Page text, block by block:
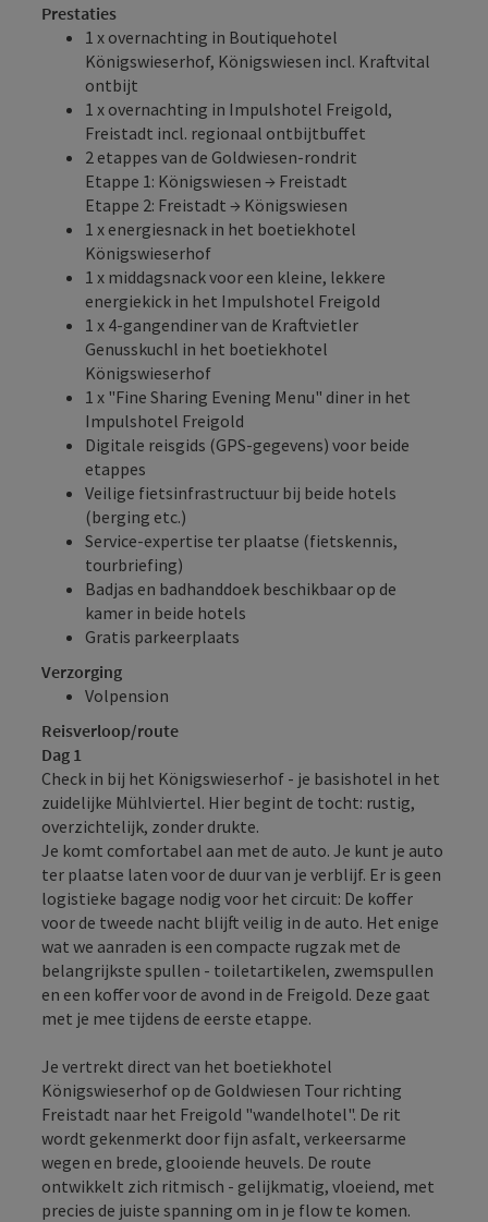
Prestaties
1 x overnachting in Boutiquehotel
Königswieserhof, Königswiesen incl. Kraftvital
ontbijt
1 x overnachting in Impulshotel Freigold,
Freistadt incl. regionaal ontbijtbuffet
2 etappes van de Goldwiesen-rondrit
Etappe 1: Königswiesen → Freistadt
Etappe 2: Freistadt → Königswiesen
1 x energiesnack in het boetiekhotel
Königswieserhof
1 x middagsnack voor een kleine, lekkere
energiekick in het Impulshotel Freigold
1 x 4-gangendiner van de Kraftvietler
Genusskuchl in het boetiekhotel
Königswieserhof
1 x "Fine Sharing Evening Menu" diner in het
Impulshotel Freigold
Digitale reisgids (GPS-gegevens) voor beide
etappes
Veilige fietsinfrastructuur bij beide hotels
(berging etc.)
Service-expertise ter plaatse (fietskennis,
tourbriefing)
Badjas en badhanddoek beschikbaar op de
kamer in beide hotels
Gratis parkeerplaats
Verzorging
Volpension
Reisverloop/route
Dag 1
Check in bij het Königswieserhof - je basishotel in het
zuidelijke Mühlviertel. Hier begint de tocht: rustig,
overzichtelijk, zonder drukte.
Je komt comfortabel aan met de auto. Je kunt je auto
ter plaatse laten voor de duur van je verblijf. Er is geen
logistieke bagage nodig voor het circuit: De koffer
voor de tweede nacht blijft veilig in de auto. Het enige
wat we aanraden is een compacte rugzak met de
belangrijkste spullen - toiletartikelen, zwemspullen
en een koffer voor de avond in de Freigold. Deze gaat
met je mee tijdens de eerste etappe.
Je vertrekt direct van het boetiekhotel
Königswieserhof op de Goldwiesen Tour richting
Freistadt naar het Freigold "wandelhotel". De rit
wordt gekenmerkt door fijn asfalt, verkeersarme
wegen en brede, glooiende heuvels. De route
ontwikkelt zich ritmisch - gelijkmatig, vloeiend, met
precies de juiste spanning om in je flow te komen.